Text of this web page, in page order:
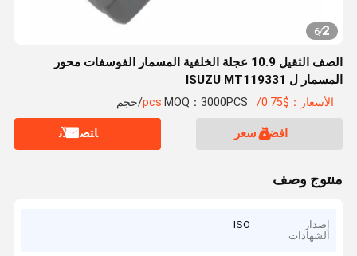
2
/
6
الصف الثقيل 10.9 عجلة الخلفية المسمار الفوسفات محور
المسمار ل ISUZU MT119331
الأسعار：$0.75/pcs MOQ：3000PCS/حجم
افضل سعر ﺎﺘﺼﻟ ﺍﻶﻧ
منتوج وصف
إصدار
الشهادات
ISO